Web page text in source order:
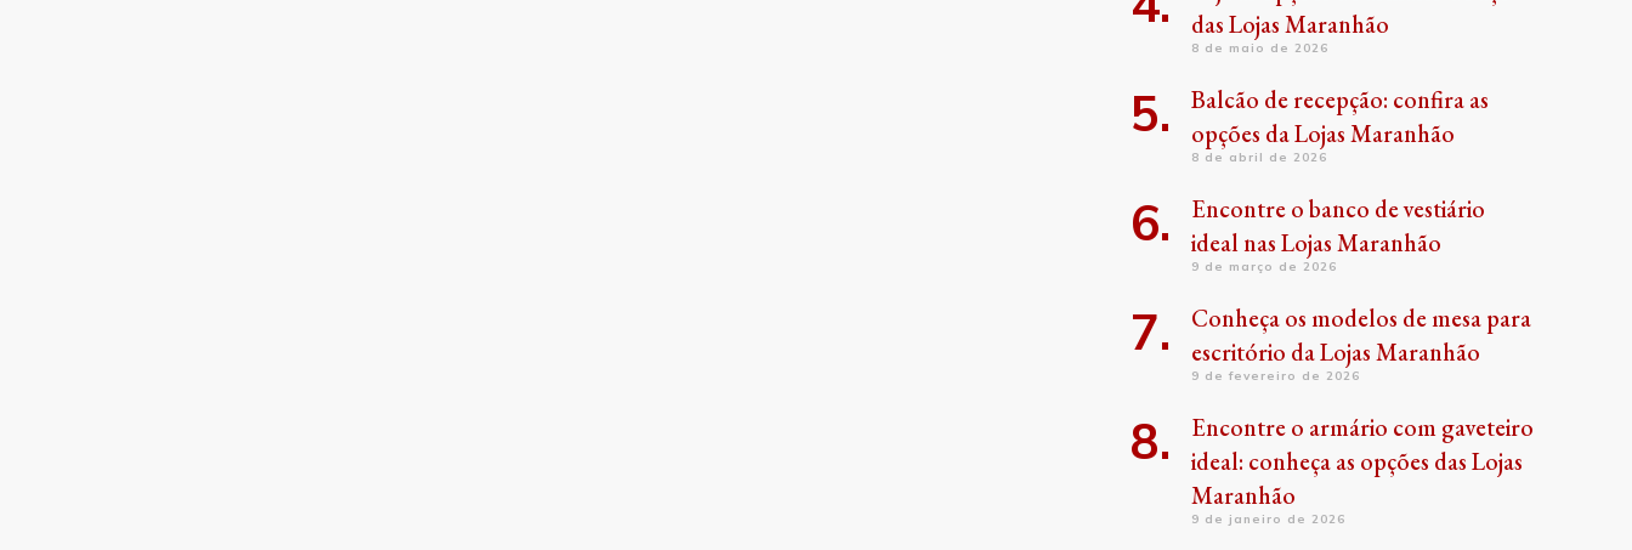
das Lojas Maranhão
8 de maio de 2026
Balcão de recepção: confira as
opções da Lojas Maranhão
8 de abril de 2026
Encontre o banco de vestiário
ideal nas Lojas Maranhão
9 de março de 2026
Conheça os modelos de mesa para
escritório da Lojas Maranhão
9 de fevereiro de 2026
Encontre o armário com gaveteiro
ideal: conheça as opções das Lojas
Maranhão
9 de janeiro de 2026